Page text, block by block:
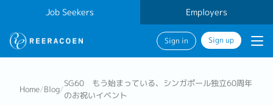
Job Seekers Employers
Sign in Sign up
Home/Blog/
SG60 もう始まっている、シンガポール独立60周年
のお祝いイベント